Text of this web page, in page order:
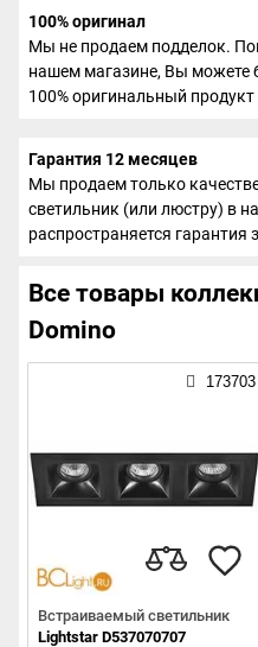
100% оригинал
Мы не продаем подделок.
нашем магазине, Вы можете
100% оригинальный
Гарантия 12 месяцев
Мы продаем только
светильник (или люстру) в
распространяется гарантия
Все товары
Domino
173703
Встраиваемый светильник
Lightstar D537070707